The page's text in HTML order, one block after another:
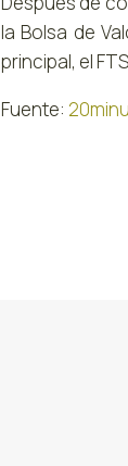
la Bolsa de
principal, el
Fuente: